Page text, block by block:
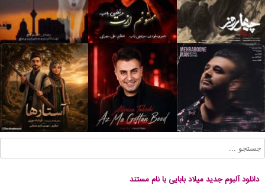
دانلود آلبوم جدید میلاد بابایی با نام مستند